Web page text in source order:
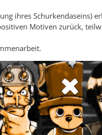
ihres Schurkendaseins)
Motiven zurück,